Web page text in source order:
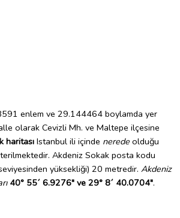
enlem ve 29.144464 boylamda yer
olarak Cevizli Mh. ve Maltepe ilçesine
haritası Istanbul ili içinde nerede olduğu
Akdeniz Sokak posta kodu
yüksekliği) 20 metredir. Akdeniz
40° 55´ 6.9276" ve 29° 8´ 40.0704".